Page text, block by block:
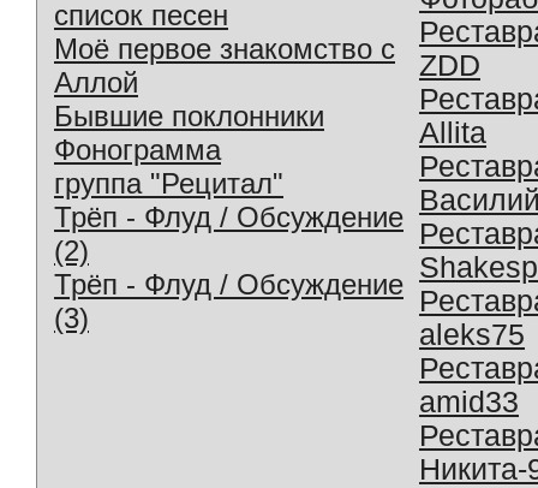
список песен
Моё первое знакомство с
Аллой
Бывшие поклонники
Фонограмма
группа "Рецитал"
Трёп - Флуд / Обсуждение
(2)
Трёп - Флуд / Обсуждение
(3)
ZDD
Allita
aleks75
amid33
Никита-